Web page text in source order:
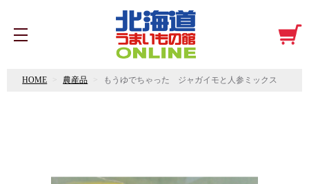
HOME 農産品 もうゆでちゃった ジャガイモと人参ミックス